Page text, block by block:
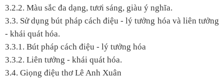
3.2.2. Màu sắc đa dạng, tươi sáng, giàu ý nghĩa.
3.3. Sử dụng bút pháp cách điệu - lý tưởng hóa và liên tưởng
- khái quát hóa.
3.3.1. Bút pháp cách điệu - lý tưởng hóa
3.3.2. Liên tưởng - khái quát hóa.
3.4. Giọng điệu thơ Lê Anh Xuân